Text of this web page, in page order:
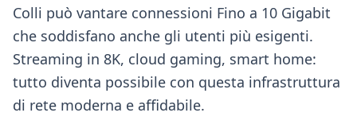
Colli può vantare connessioni Fino a 10 Gigabit
che soddisfano anche gli utenti più esigenti.
Streaming in 8K, cloud gaming, smart home:
tutto diventa possibile con questa infrastruttura
di rete moderna e affidabile.